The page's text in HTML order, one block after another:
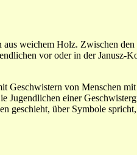
weichem Holz. Zwischen
vor oder in der Janusz-
von Menschen
Jugendlichen einer
geschieht, über Symbole